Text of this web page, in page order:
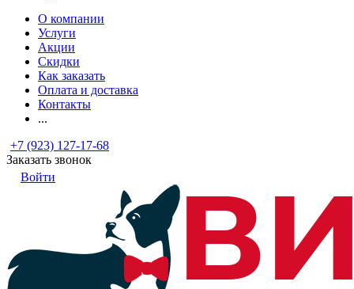
О компании
Услуги
Акции
Скидки
Как заказать
Оплата и доставка
Контакты
...
+7 (923) 127-17-68
Заказать звонок
Войти